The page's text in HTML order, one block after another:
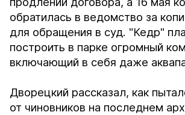
обратилась в ведомство за
для обращения в суд. "Кедр"
построить в парке огромный
включающий в себя даже
Дворецкий рассказал, как
от чиновников на последнем